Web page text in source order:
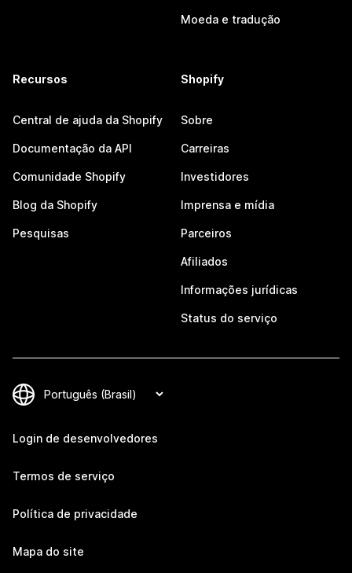
Moeda e tradução
Recursos
Central de ajuda da Shopify
Documentação da API
Comunidade Shopify
Blog da Shopify
Pesquisas
Shopify
Sobre
Carreiras
Investidores
Imprensa e mídia
Parceiros
Afiliados
Informações jurídicas
Status do serviço
Login de desenvolvedores
Termos de serviço
Política de privacidade
Mapa do site